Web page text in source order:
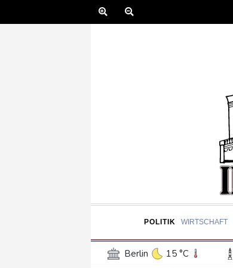
POLITIK WIRTSCHAFT
Berlin 15 °C